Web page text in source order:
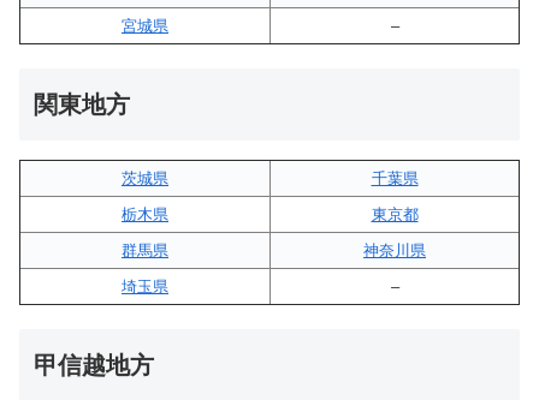
宮城県
–
関東地方
茨城県
千葉県
栃木県
東京都
群馬県
神奈川県
埼玉県
–
甲信越地方